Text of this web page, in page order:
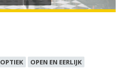
OPTIEK
OPEN EN EERLIJK